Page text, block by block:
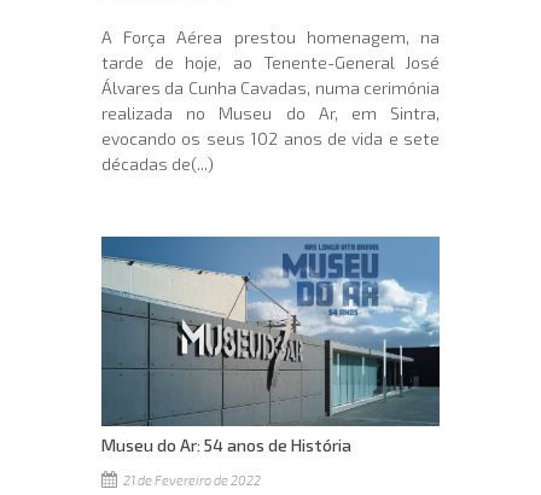
A Força Aérea prestou homenagem, na
tarde de hoje, ao Tenente-General José
Álvares da Cunha Cavadas, numa cerimónia
realizada no Museu do Ar, em Sintra,
evocando os seus 102 anos de vida e sete
décadas de(...)
Museu do Ar: 54 anos de História
21 de Fevereiro de 2022